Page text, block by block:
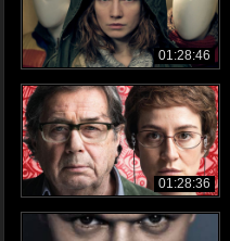
01:28:46
01:28:36